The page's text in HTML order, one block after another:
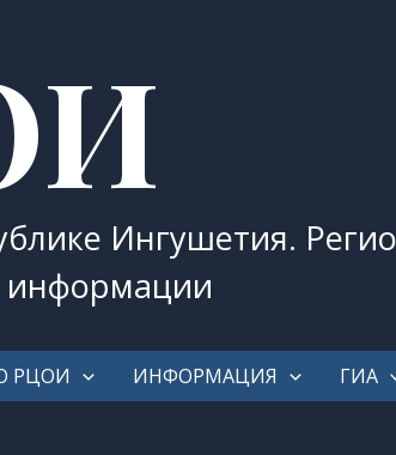
Ингушетия.
информации
РЦОИ ИНФОРМАЦИЯ ГИА